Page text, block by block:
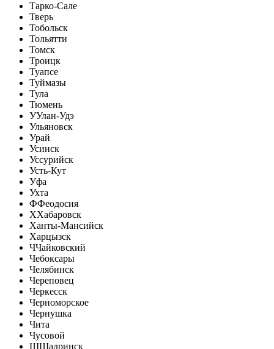
Тарко-Сале
Тверь
Тобольск
Тольятти
Томск
Троицк
Туапсе
Туймазы
Тула
Тюмень
УУлан-Удэ
Ульяновск
Урай
Усинск
Уссурийск
Усть-Кут
Уфа
Ухта
ФФеодосия
ХХабаровск
Ханты-Мансийск
Харцызск
ЧЧайковский
Чебоксары
Челябинск
Череповец
Черкесск
Черноморское
Чернушка
Чита
Чусовой
ШШадринск